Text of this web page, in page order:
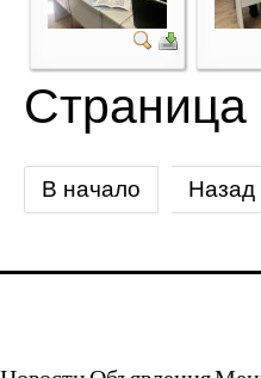
Страница
В начало Назад